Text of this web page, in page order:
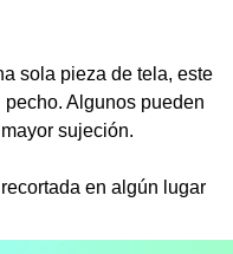
sola pieza de tela, este
Algunos pueden
sujeción.
recortada en algún lugar